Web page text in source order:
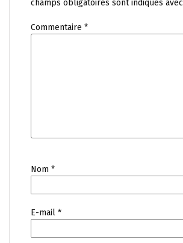
champs obligatoires sont indiqués avec
Commentaire *
Nom *
E-mail *